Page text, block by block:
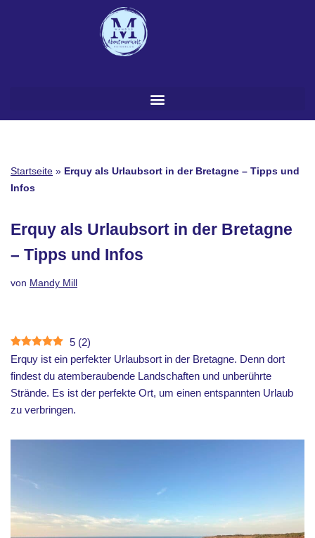
Startseite » Erquy als Urlaubsort in der Bretagne – Tipps und
Infos
Erquy als Urlaubsort in der Bretagne
– Tipps und Infos
von Mandy Mill
5 (2)
Erquy ist ein perfekter Urlaubsort in der Bretagne. Denn dort
findest du atemberaubende Landschaften und unberührte
Strände. Es ist der perfekte Ort, um einen entspannten Urlaub
zu verbringen.